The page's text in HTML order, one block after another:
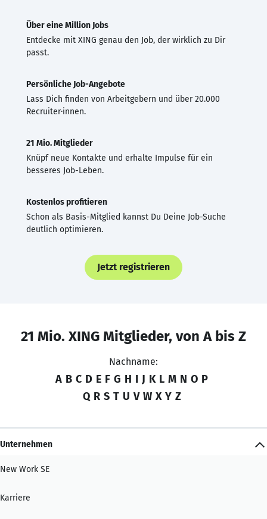
Über eine Million Jobs
Entdecke mit XING genau den Job, der wirklich zu Dir
passt.
Persönliche Job-Angebote
Lass Dich finden von Arbeitgebern und über 20.000
Recruiter·innen.
21 Mio. Mitglieder
Knüpf neue Kontakte und erhalte Impulse für ein
besseres Job-Leben.
Kostenlos profitieren
Schon als Basis-Mitglied kannst Du Deine Job-Suche
deutlich optimieren.
Jetzt registrieren
21 Mio. XING Mitglieder, von A bis Z
Nachname:
A B C D E F G H I J K L M N O P
Q R S T U V W X Y Z
Unternehmen
New Work SE
Karriere